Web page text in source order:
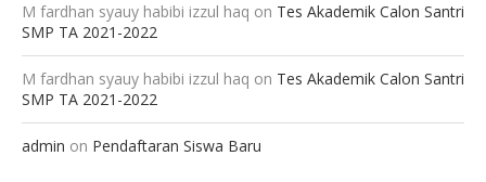
M fardhan syauy habibi izzul haq on Tes Akademik Calon Santri
SMP TA 2021-2022
M fardhan syauy habibi izzul haq on Tes Akademik Calon Santri
SMP TA 2021-2022
admin on Pendaftaran Siswa Baru